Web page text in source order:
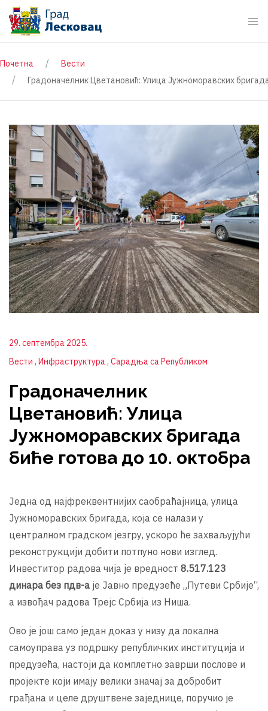
Почетна
Вести
Градоначелник Цветановић: Улица Јужноморавских
29. септембра 2025.
Вести Инфраструктура Сарадња са Републиком
Градоначелник
Цветановић: Улица
Јужноморавских бригада
биће готова до 10. октобра
Једна од најфреквентнијих саобраћајница, улица
Јужноморавских бригада, која се налази у
централном градском језгру, ускоро ће захваљујући
реконструкцији добити потпуно нови изглед.
Инвеститор радова чија је вредност 8.517.123
динара без пдв-а је Јавно предузеће „Путеви Србије“,
а извођач радова Трејс Србија из Ниша.
Ово је још само један доказ у низу да локална
самоуправа уз подршку републичких институција и
предузећа, настоји да комплетно заврши послове и
пројекте који имају велики значај за добробит
грађана и целе друштвене заједнице, поручио је